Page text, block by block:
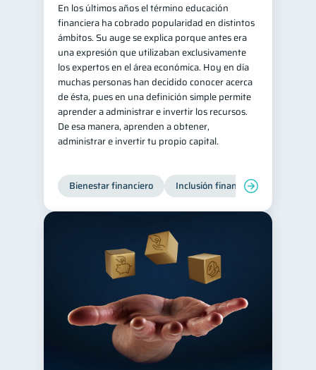
En los últimos años el término educación
financiera ha cobrado popularidad en distintos
ámbitos. Su auge se explica porque antes era
una expresión que utilizaban exclusivamente
los expertos en el área económica. Hoy en día
muchas personas han decidido conocer acerca
de ésta, pues en una definición simple permite
aprender a administrar e invertir los recursos.
De esa manera, aprenden a obtener,
administrar e invertir tu propio capital.
Bienestar financiero Inclusión financiera